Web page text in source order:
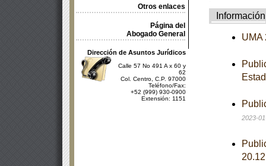
Otros enlaces
Página del
Abogado General
Dirección de Asuntos Jurídicos
Calle 57 No 491 A x 60 y
62
Col. Centro, C.P. 97000
Teléfono/Fax:
+52 (999) 930-0900
Extensión: 1151
Información
UMA
2023-